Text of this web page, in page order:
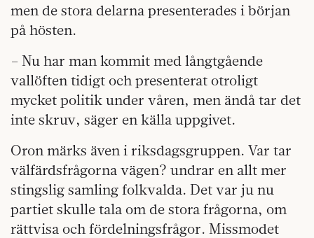
men de stora delarna presenterades i början
på hösten.
– Nu har man kommit med långtgående
vallöften tidigt och presenterat otroligt
mycket politik under våren, men ändå tar det
inte skruv, säger en källa uppgivet.
Oron märks även i riksdagsgruppen. Var tar
välfärdsfrågorna vägen? undrar en allt mer
stingslig samling folkvalda. Det var ju nu
partiet skulle tala om de stora frågorna, om
rättvisa och fördelningsfrågor. Missmodet